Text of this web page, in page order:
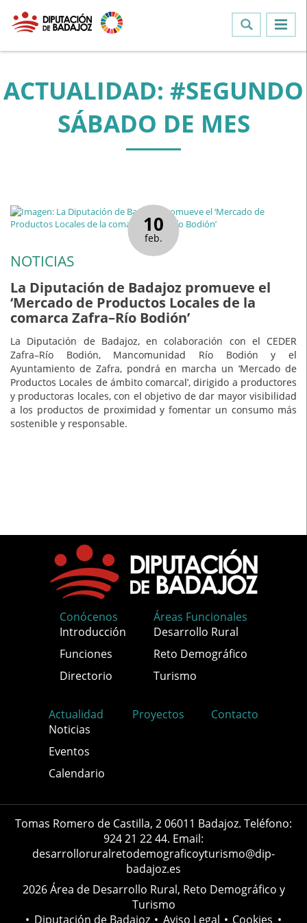
ACTUALIDAD: #SEGUNDO
SÁBADO DE MES
10
feb.
NOTICIAS
La Diputación de Badajoz promueve el
‘Mercado de Productos Locales de la
comarca Zafra–Río Bodión’
La Diputación de Badajoz, en colaboración con el CEDER
Zafra–Río Bodión, Mancomunidad Río Bodión y el
Ayuntamiento de Zafra, pondrá en marcha un ‘Mercado de
Productos Locales de ámbito comarcal’, dirigido a productores
y productoras locales, con el objetivo de dar mayor visibilidad
a los productos de proximidad y fomentar un consumo más
sostenible y responsable.
Conócenos
Introducción
Funciones
Directorio
Áreas Funcionales
Desarrollo Rural
Reto Demográfico
Turismo
Actualidad
Noticias
Eventos
Calendario
Proyectos Contacto
Tomas Romero de Castilla, 2 06011 Badajoz. Teléfono:
924 21 22 44. Email:
desarrolloruralretodemograficoyturismo@dip-
badajoz.es
2026 Área de Desarrollo Rural, Reto Demográfico y
Turismo
• Diputación de Badajoz • Aviso Legal • Cookies •